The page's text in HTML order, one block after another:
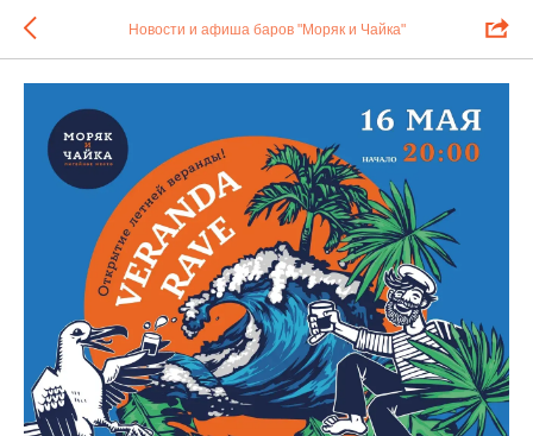
Новости и афиша баров "Моряк и Чайка"